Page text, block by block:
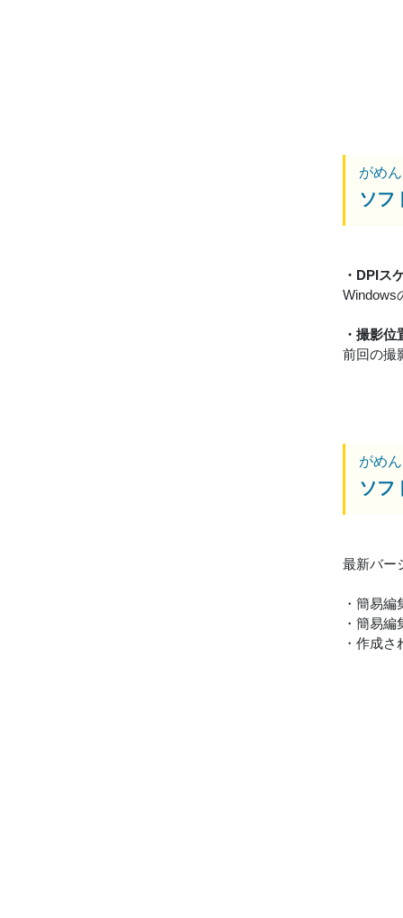
がめ
ソフ
・DPIス
Windows
・撮影
前回の撮
がめ
ソフ
最新バー
・簡易
・簡易
・作成